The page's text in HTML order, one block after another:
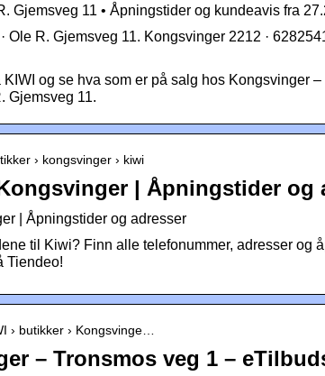
Gjemsveg 11 • Åpningstider og kundeavis fra
Ole R. Gjemsveg 11. Kongsvinger 2212 ·
og se hva som er på salg hos Kongsvinger –
Gjemsveg 11.
› kongsvinger › kiwi
| Åpningstider og
| Åpningstider og adresser
til Kiwi? Finn alle telefonummer, adresser og
Tiendeo!
› butikker › Kongsvinge…
– Tronsmos veg 1 –